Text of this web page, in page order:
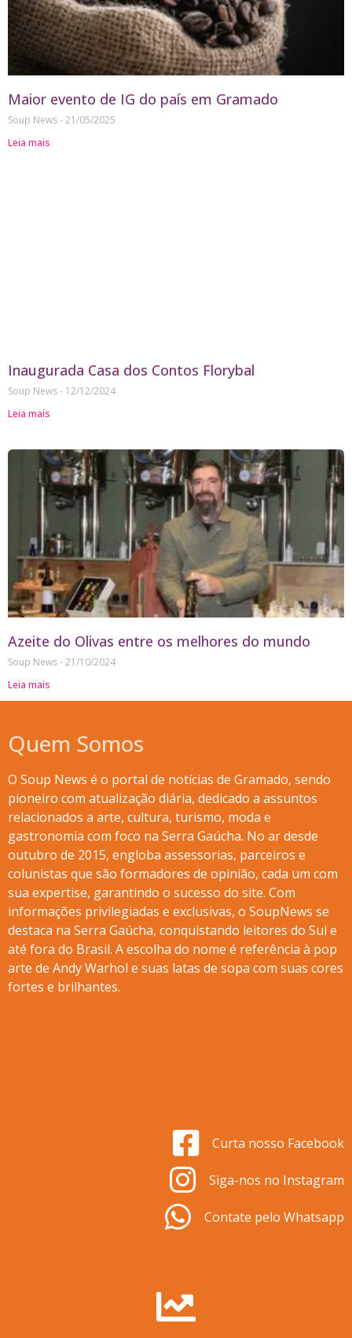
Maior evento de IG do país em Gramado
Soup News 21/05/2025
Leia mais
Inaugurada Casa dos Contos Florybal
Soup News
12/12/2024
Leia mais
Azeite do Olivas entre os melhores do mundo
Soup News 21/10/2024
Leia mais
Quem Somos
O Soup News é o portal de notícias de Gramado, sendo
pioneiro com atualização diária, dedicado a assuntos
relacionados a arte, cultura, turismo, moda e
gastronomia com foco na Serra Gaúcha. No ar desde
outubro de 2015, engloba assessorias, parceiros e
colunistas que são formadores de opinião, cada um com
sua expertise, garantindo o sucesso do site. Com
informações privilegiadas e exclusivas, o SoupNews se
destaca na Serra Gaúcha, conquistando leitores do Sul e
até fora do Brasil. A escolha do nome é referência à pop
arte de Andy Warhol e suas latas de sopa com suas cores
fortes e brilhantes.
Curta nosso Facebook
Siga-nos no Instagram
Contate pelo Whatsapp